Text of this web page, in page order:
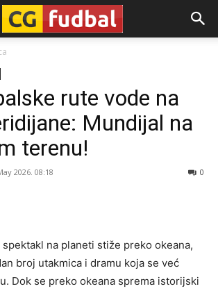
rute vode na
Mundijal na
terenu!
2026. 08:18 0
na planeti stiže preko okeana,
broj utakmica i dramu koja se već
Dok se preko okeana sprema istorijski